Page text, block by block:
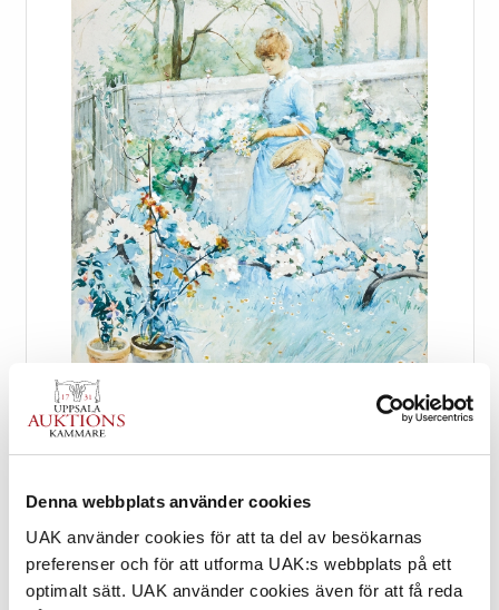
Denna webbplats använder cookies
UAK använder cookies för att ta del av besökarnas
preferenser och för att utforma UAK:s webbplats på ett
optimalt sätt. UAK använder cookies även för att få reda